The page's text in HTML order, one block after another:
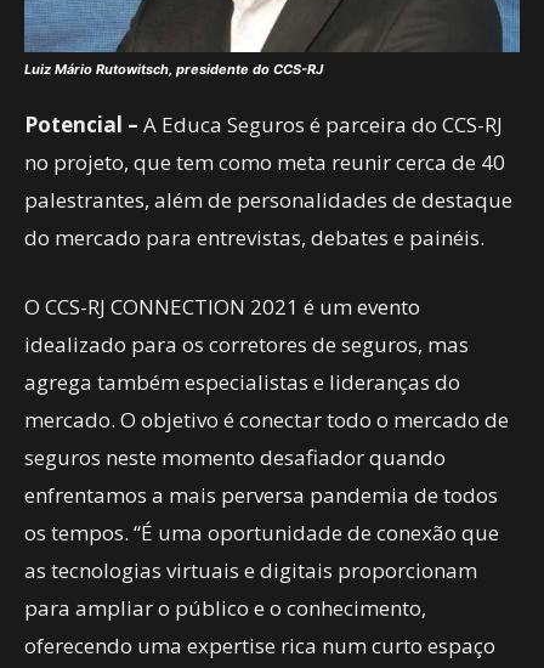
Luiz Mário Rutowitsch, presidente do CCS-RJ
Potencial – A Educa Seguros é parceira do CCS-RJ
no projeto, que tem como meta reunir cerca de 40
palestrantes, além de personalidades de destaque
do mercado para entrevistas, debates e painéis.
O CCS-RJ CONNECTION 2021 é um evento
idealizado para os corretores de seguros, mas
agrega também especialistas e lideranças do
mercado. O objetivo é conectar todo o mercado de
seguros neste momento desafiador quando
enfrentamos a mais perversa pandemia de todos
os tempos. “É uma oportunidade de conexão que
as tecnologias virtuais e digitais proporcionam
para ampliar o público e o conhecimento,
oferecendo uma expertise rica num curto espaço